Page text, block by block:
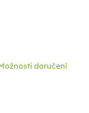
doručení